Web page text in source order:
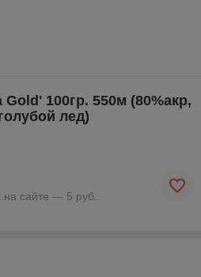
100гр. 550м (80%акр,
лед)
сайте — 5 руб.